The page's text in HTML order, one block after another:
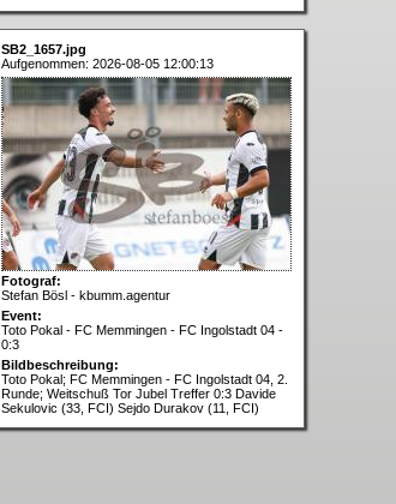
SB2_1657.jpg
Aufgenommen: 2026-08-05 12:00:13
Fotograf:
Stefan Bösl - kbumm.agentur
Event:
Toto Pokal - FC Memmingen - FC Ingolstadt 04 -
0:3
Bildbeschreibung:
Toto Pokal; FC Memmingen - FC Ingolstadt 04, 2.
Runde; Weitschuß Tor Jubel Treffer 0:3 Davide
Sekulovic (33, FCI) Sejdo Durakov (11, FCI)